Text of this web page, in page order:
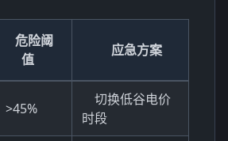
危险阈
值
应急方案
>45%
切换低谷电价
时段